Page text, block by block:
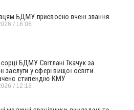
БДМУ присвоєно вчені звання
16:06
БДМУ Світлані Ткачук за
заслуги у сфері вищої освіти
стипендію КМУ
12:18